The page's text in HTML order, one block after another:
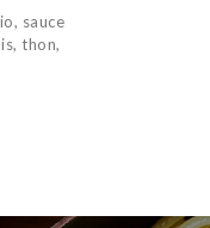
sauce
thon,